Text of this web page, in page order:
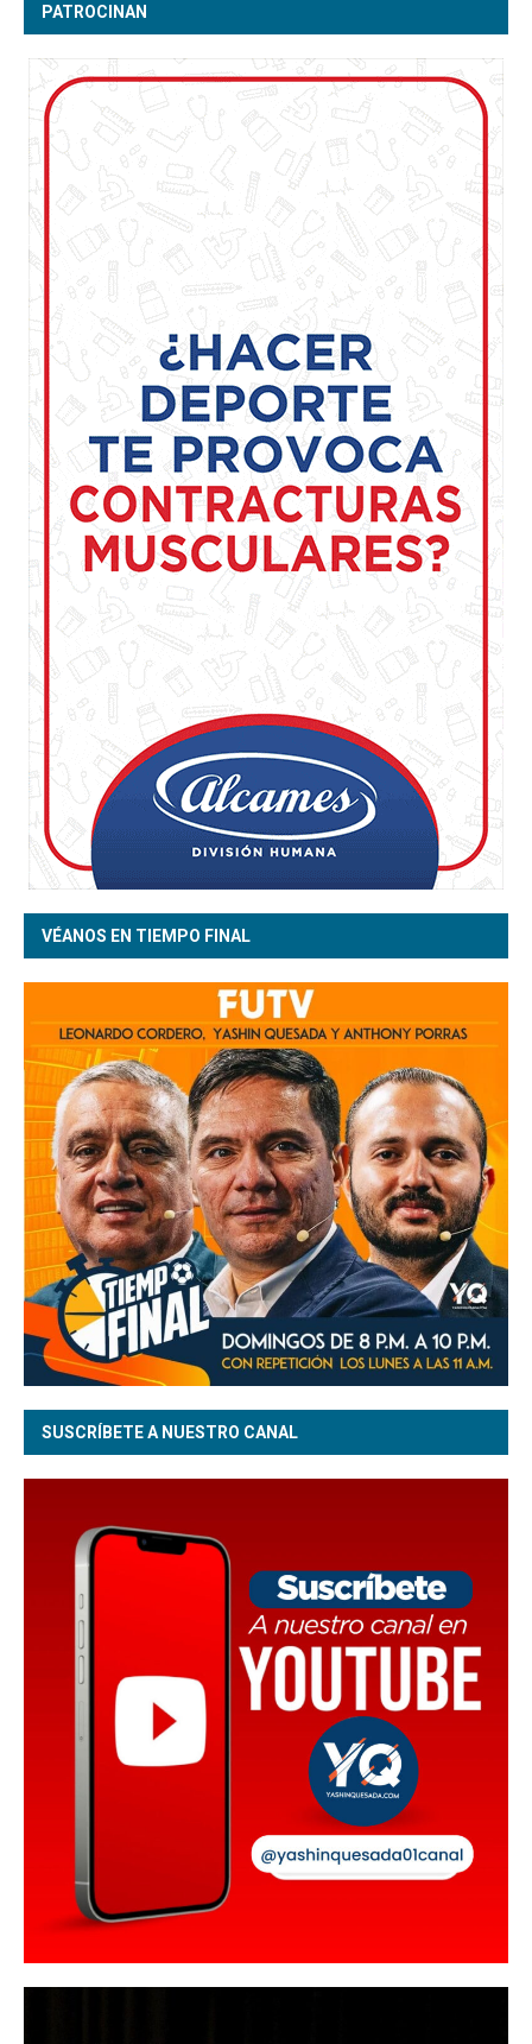
PATROCINAN
VÉANOS EN TIEMPO FINAL
SUSCRÍBETE A NUESTRO CANAL